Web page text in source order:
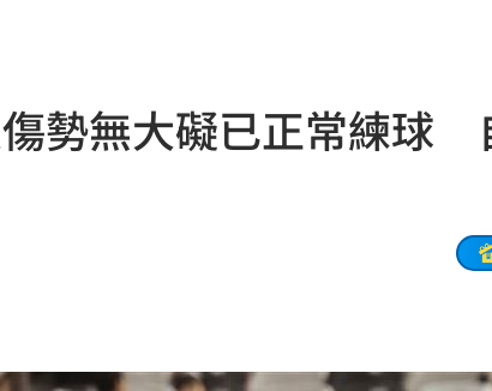
了
狗 16:35
置
」
湯
勢無大礙已正常練球